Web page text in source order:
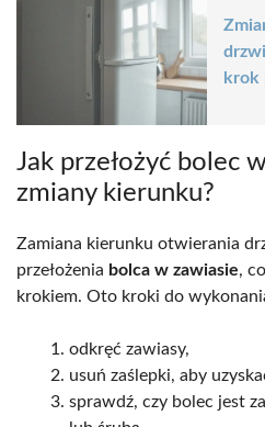
krok
Jak przełożyć bolec
zmiany kierunku?
Zamiana kierunku otwierania
przełożenia bolca w zawiasie,
krokiem. Oto kroki do
odkręć zawiasy,
usuń zaślepki, aby
sprawdź, czy bolec jest